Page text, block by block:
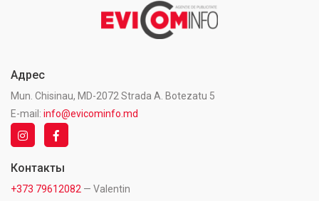
Адрес
Mun. Chisinau, MD-2072 Strada A. Botezatu 5
E-mail: info@evicominfo.md
Контакты
+373 79612082 — Valentin